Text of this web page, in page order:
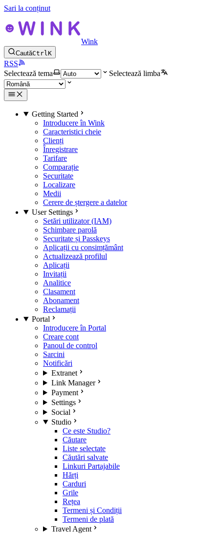
Sari la conținut
Wink
CautăCtrlK
RSS
Selectează tema
Selectează limba
Getting Started
Introducere în Wink
Caracteristici cheie
Clienți
Înregistrare
Tarifare
Comparație
Securitate
Localizare
Medii
Cerere de ștergere a datelor
User Settings
Setări utilizator (IAM)
Schimbare parolă
Securitate și Passkeys
Aplicații cu consimțământ
Actualizează profilul
Aplicații
Invitații
Analitice
Clasament
Abonament
Reclamații
Portal
Introducere în Portal
Creare cont
Panoul de control
Sarcini
Notificări
Extranet
Link Manager
Payment
Settings
Social
Studio
Ce este Studio?
Căutare
Liste selectate
Căutări salvate
Linkuri Partajabile
Hărți
Carduri
Grile
Rețea
Termeni și Condiții
Termeni de plată
Travel Agent